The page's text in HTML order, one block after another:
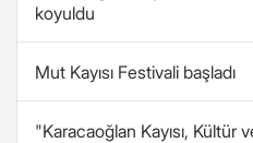
koyuldu
Mut Kayısı Festivali başladı
"Karacaoğlan Kayısı, Kültür